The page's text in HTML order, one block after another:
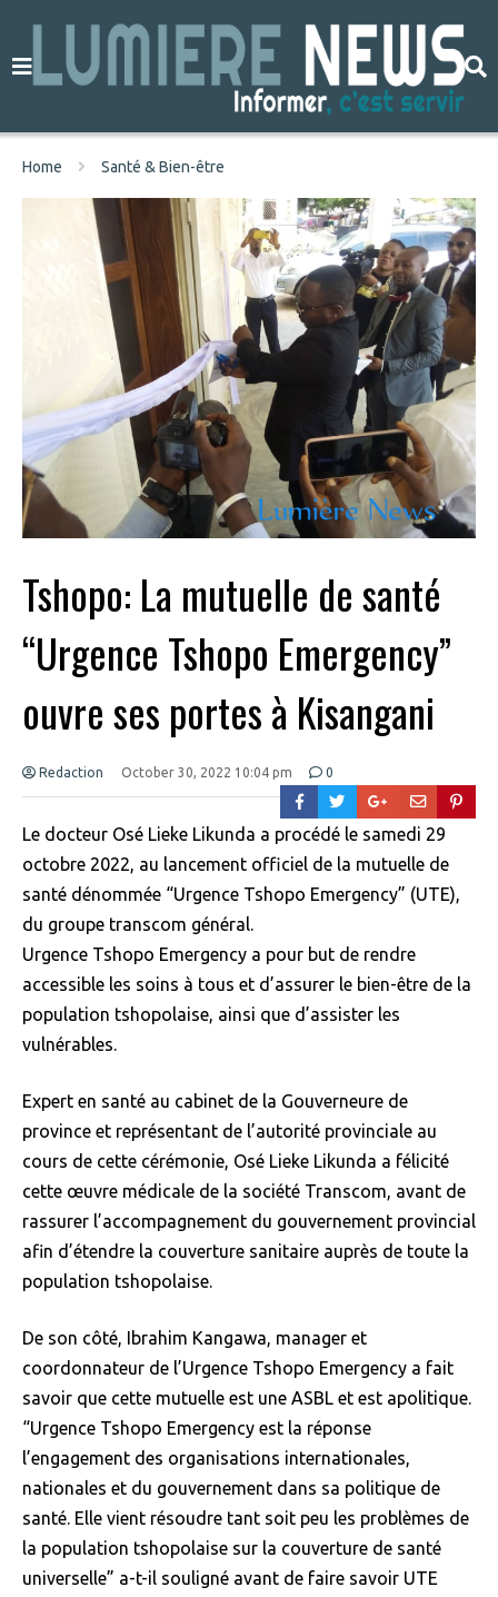
Home Santé & Bien-être
Tshopo: La mutuelle de santé
“Urgence Tshopo Emergency”
ouvre ses portes à Kisangani
Redaction October 30, 2022 10:04 pm 0
Le docteur Osé Lieke Likunda a procédé le samedi 29
octobre 2022, au lancement officiel de la mutuelle de
santé dénommée “Urgence Tshopo Emergency” (UTE),
du groupe transcom général.
Urgence Tshopo Emergency a pour but de rendre
accessible les soins à tous et d’assurer le bien-être de la
population tshopolaise, ainsi que d’assister les
vulnérables.
Expert en santé au cabinet de la Gouverneure de
province et représentant de l’autorité provinciale au
cours de cette cérémonie, Osé Lieke Likunda a félicité
cette œuvre médicale de la société Transcom, avant de
rassurer l’accompagnement du gouvernement provincial
afin d’étendre la couverture sanitaire auprès de toute la
population tshopolaise.
De son côté, Ibrahim Kangawa, manager et
coordonnateur de l’Urgence Tshopo Emergency a fait
savoir que cette mutuelle est une ASBL et est apolitique.
“Urgence Tshopo Emergency est la réponse
l’engagement des organisations internationales,
nationales et du gouvernement dans sa politique de
santé. Elle vient résoudre tant soit peu les problèmes de
la population tshopolaise sur la couverture de santé
universelle” a-t-il souligné avant de faire savoir UTE